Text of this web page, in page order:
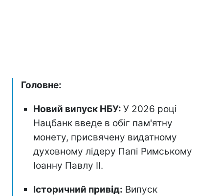
Головне:
Новий випуск НБУ: У 2026 році
Нацбанк введе в обіг пам'ятну
монету, присвячену видатному
духовному лідеру Папі Римському
Іоанну Павлу II.
Історичний привід: Випуск